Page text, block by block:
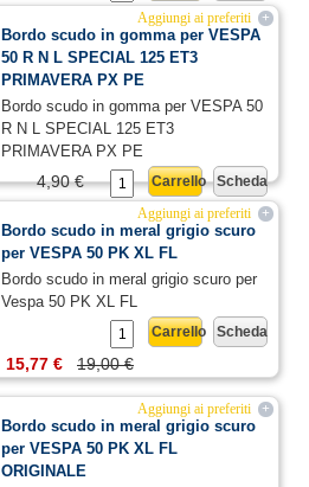
+
Aggiungi ai preferiti
Bordo scudo in gomma per VESPA
50 R N L SPECIAL 125 ET3
PRIMAVERA PX PE
Bordo scudo in gomma per VESPA 50
R N L SPECIAL 125 ET3
PRIMAVERA PX PE
Scheda
Carrello
4,90 €
+
Aggiungi ai preferiti
Bordo scudo in meral grigio scuro
per VESPA 50 PK XL FL
Bordo scudo in meral grigio scuro per
Vespa 50 PK XL FL
Scheda
Carrello
19,00 €
15,77 €
+
Aggiungi ai preferiti
Bordo scudo in meral grigio scuro
per VESPA 50 PK XL FL
ORIGINALE